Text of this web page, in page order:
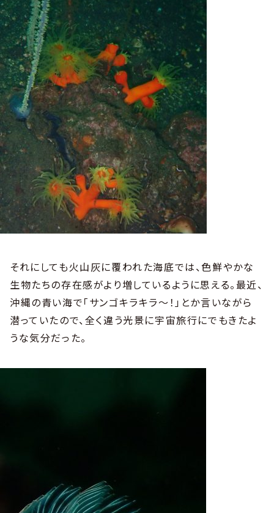
それにしても火山灰に覆われた海底では、色鮮やかな
生物たちの存在感がより増しているように思える。最近、
沖縄の青い海で「サンゴキラキラ〜！」とか言いながら
潜っていたので、全く違う光景に宇宙旅行にでもきたよ
うな気分だった。